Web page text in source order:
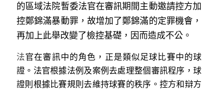
KOL 精選
大衛sir專欄
曾子晴 - 晴深直說
龔靜儀大律師專欄
的區域法院暫委法官在審訊期間主動邀請控方加
控鄭錦滿暴動罪，故增加了鄭錦滿的定罪機會，
再加上此舉改變了檢控基礎，因而造成不公。
法官在審訊中的角色，正是類似足球比賽中的球
證。法官根據法例及案例去處理整個審訊程序，球
證則根據比賽規則去維持球賽的秩序。控方和辯方